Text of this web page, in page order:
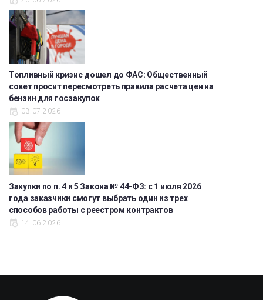
Топливный кризис дошел до ФАС: Общественный
совет просит пересмотреть правила расчета цен на
бензин для госзакупок
03.07.2026
Закупки по п. 4 и 5 Закона № 44-ФЗ: с 1 июля 2026
года заказчики смогут выбрать один из трех
способов работы с реестром контрактов
14.06.2026